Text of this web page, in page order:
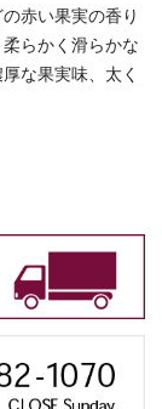
赤い果実の香り
らかく滑らかな
な果実味、太く